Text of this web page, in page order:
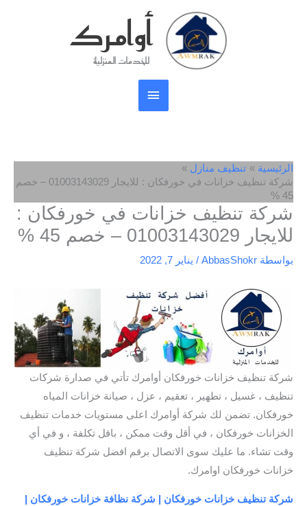
أوامرك
للخدمات المنزلية
القائمة
الرئيسية
الرئيسية
تنظيف منازل
شركة تنظيف خزانات في خورفكان : للايجار 01003143029 – خصم
45 %
شركة تنظيف خزانات في خورفكان :
للايجار 01003143029 – خصم 45 %
بواسطة AbbasShokr
/ يناير 7, 2022
شركة تنظيف خزانات خورفكان أوامرك تأتي في صدارة شركات
تنظيف ، غسيل ، تطهير ، تعقيم ، عزل ، صيانة خزانات المياه
خورفكان. تضمن لك شركة أوامرك اعلى مستويات خدمات تنظيف
الخزانات خورفكان ، في أقل وقت ممكن ، باقل تكلفة ، و في أي
وقت تشاء. ما عليك سوى الاتصال برقم افضل شركة تنظيف
خزانات خورفكان اوامرك.
شركة تنظيف خزانات خورفكان | شركة نظافة خزانات خورفكان |